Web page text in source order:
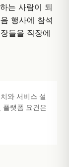
는 사람이 되
행사에 참석
들을 직장에
와 서비스 설
플랫폼 요건은